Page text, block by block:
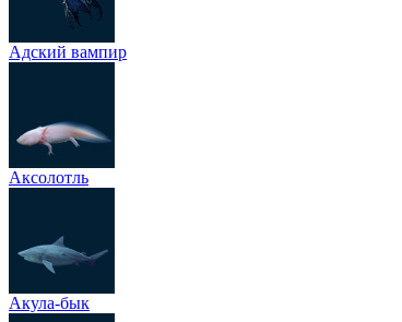
Адский вампир
Аксолотль
Акула-бык